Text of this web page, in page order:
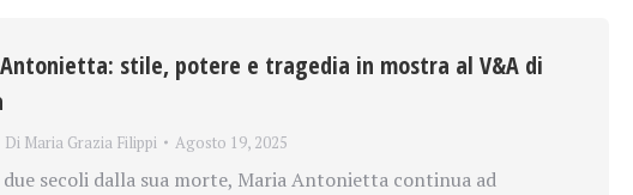
stile, potere e tragedia in mostra al V&A di
Di Maria Grazia Filippi Agosto 19, 2025
secoli dalla sua morte, Maria Antonietta continua ad